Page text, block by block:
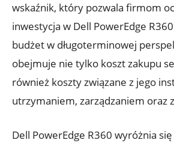
wskaźnik, który pozwala firmom
inwestycja w Dell PowerEdge
budżet w długoterminowej
obejmuje nie tylko koszt zakupu
również koszty związane z jego
utrzymaniem, zarządzaniem oraz
Dell PowerEdge R360 wyróżnia